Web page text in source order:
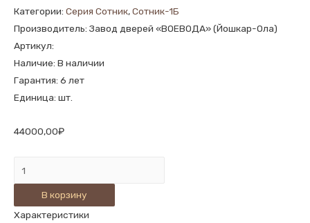
Категории: Серия Сотник,Сотник-1Б
Производитель: Завод дверей «ВОЕВОДА» (Йошкар-Ола)
Артикул:
Наличие: В наличии
Гарантия: 6 лет
Единица: шт.
44000,00₽
ВХОДНАЯ
ДВЕРЬ
СОТНИК-1Б
В корзину
Характеристики